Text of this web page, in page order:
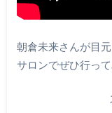
朝倉未来さんが目
サロンでぜひ行っ